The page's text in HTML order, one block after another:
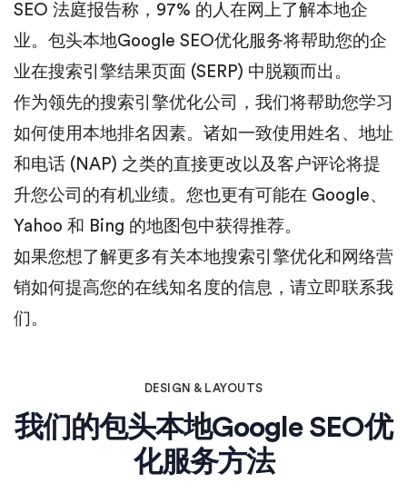
SEO 法庭报告称，97% 的人在网上了解本地企
业。包头本地Google SEO优化服务将帮助您的企
业在搜索引擎结果页面 (SERP) 中脱颖而出。
作为领先的搜索引擎优化公司，我们将帮助您学习
如何使用本地排名因素。诸如一致使用姓名、地址
和电话 (NAP) 之类的直接更改以及客户评论将提
升您公司的有机业绩。您也更有可能在 Google、
Yahoo 和 Bing 的地图包中获得推荐。
如果您想了解更多有关本地搜索引擎优化和网络营
销如何提高您的在线知名度的信息，请立即联系我
们。
DESIGN & LAYOUTS
我们的包头本地Google SEO优
化服务方法